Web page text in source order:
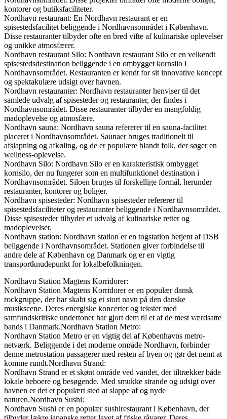
kontorer og butiksfaciliteter.
Nordhavn restaurant: En Nordhavn restaurant er en
spisestedsfacilitet beliggende i Nordhavnsområdet i København.
Disse restauranter tilbyder ofte en bred vifte af kulinariske oplevelser
og unikke atmosfærer.
Nordhavn restaurant Silo: Nordhavn restaurant Silo er en velkendt
spisestedsdestination beliggende i en ombygget kornsilo i
Nordhavnsområdet. Restauranten er kendt for sit innovative koncept
og spektakulære udsigt over havnen.
Nordhavn restauranter: Nordhavn restauranter henviser til det
samlede udvalg af spisesteder og restauranter, der findes i
Nordhavnsområdet. Disse restauranter tilbyder en mangfoldig
madoplevelse og atmosfære.
Nordhavn sauna: Nordhavn sauna refererer til en sauna-facilitet
placeret i Nordhavnsområdet. Saunaer bruges traditionelt til
afslapning og afkøling, og de er populære blandt folk, der søger en
wellness-oplevelse.
Nordhavn Silo: Nordhavn Silo er en karakteristisk ombygget
kornsilo, der nu fungerer som en multifunktionel destination i
Nordhavnsområdet. Siloen bruges til forskellige formål, herunder
restauranter, kontorer og boliger.
Nordhavn spisesteder: Nordhavn spisesteder refererer til
spisestedsfaciliteter og restauranter beliggende i Nordhavnsområdet.
Disse spisesteder tilbyder et udvalg af kulinariske retter og
madoplevelser.
Nordhavn station: Nordhavn station er en togstation betjent af DSB
beliggende i Nordhavnsområdet. Stationen giver forbindelse til
andre dele af København og Danmark og er en vigtig
transportknudepunkt for lokalbefolkningen.
Nordhavn Station Magtens Korridorer:
Nordhavn Station Magtens Korridorer er en populær dansk
rockgruppe, der har skabt sig et stort navn på den danske
musikscene. Deres energiske koncerter og tekster med
samfundskritiske undertoner har gjort dem til et af de mest værdsatte
bands i Danmark.Nordhavn Station Metro:
Nordhavn Station Metro er en vigtig del af Københavns metro-
netværk. Beliggende i det moderne område Nordhavn, forbinder
denne metrostation passagerer med resten af byen og gør det nemt at
komme rundt.Nordhavn Strand:
Nordhavn Strand er et skønt område ved vandet, der tiltrækker både
lokale beboere og besøgende. Med smukke strande og udsigt over
havnen er det et populært sted at slappe af og nyde
naturen.Nordhavn Sushi:
Nordhavn Sushi er en populær sushirestaurant i København, der